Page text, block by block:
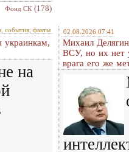
Фонд СК (178)
события, факты
украинкам,
на
02.08.2026 07:41
Михаил
ВСУ, но их нет
врага его же